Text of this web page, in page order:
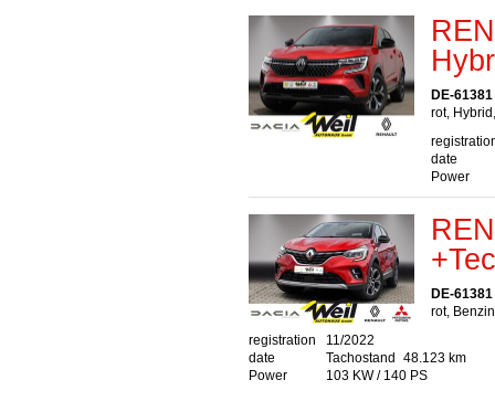
DE-
rot,
date
Power
DE-
rot,
registration
date
11/2022
Tachostand 48.123 km
Power
103 KW / 140 PS